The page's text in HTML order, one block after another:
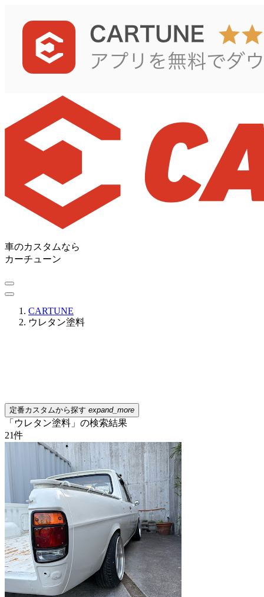
車のカスタムなら
カーチューン
CARTUNE
ウレタン塗料
定番カスタムから探す expand_more
「ウレタン塗料」の検索結果
21件